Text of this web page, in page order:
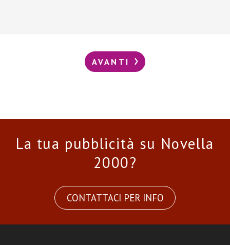
AVANTI
La tua pubblicità su Novella
2000?
CONTATTACI PER INFO